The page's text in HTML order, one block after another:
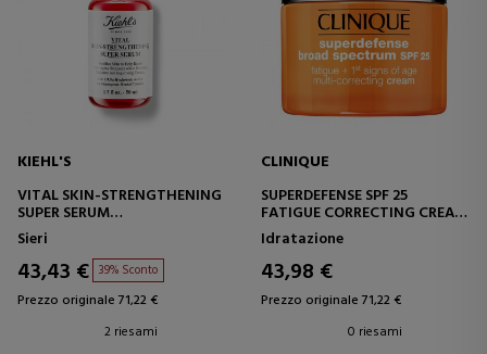
KIEHL'S
VITAL SKIN-STRENGTHENING
SUPER SERUM
SIERO RINFORZANTE
Sieri
43,43 € 39% Sconto
Prezzo originale 71,22 €
2 riesami
CLINIQUE
SUPERDEFENSE SPF 25
FATIGUE CORRECTING CREAM
1&2
CREMA CORRETTIVA
ANTIOSSIDANTE
Idratazione
43,98 €
Prezzo originale 71,22 €
0 riesami